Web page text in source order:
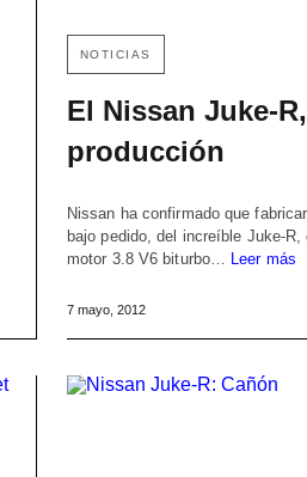
NOTICIAS
El Nissan Juke-
producción
Nissan ha confirmado que
bajo pedido, del increíble Juke-R,
motor 3.8 V6 biturbo…
Leer más
7 mayo, 2012